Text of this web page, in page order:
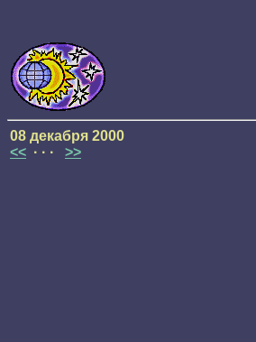
08 декабря 2000
<< · · · >>